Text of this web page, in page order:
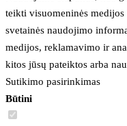
teikti visuomeninės
svetainės naudojimo
medijos, reklamavimo ir
kitos jūsų pateiktos arba
Sutikimo pasirinkimas
Būtini